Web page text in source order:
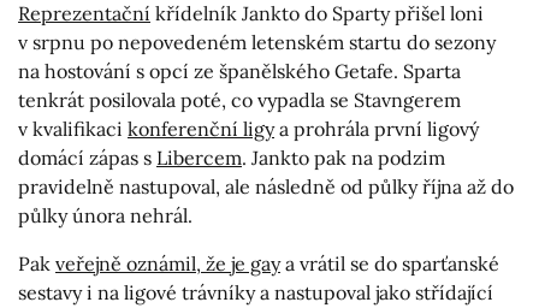
Reprezentační křídelník Jankto do Sparty přišel loni
v srpnu po nepovedeném letenském startu do sezony
na hostování s opcí ze španělského Getafe. Sparta
tenkrát posilovala poté, co vypadla se Stavngerem
v kvalifikaci konferenční ligya prohrála první ligový
domácí zápas s Libercem. Jankto pak na podzim
pravidelně nastupoval, ale následně od půlky října až do
půlky února nehrál.
Pak veřejně oznámil, že je gaya vrátil se do sparťanské
sestavy i na ligové trávníky a nastupoval jako střídající